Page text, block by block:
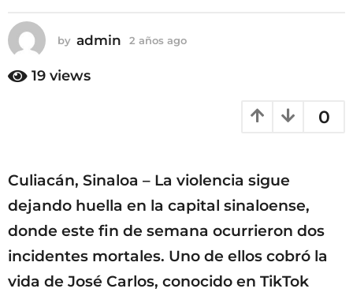
by admin 2 años ago
19 views
0
Culiacán, Sinaloa – La violencia sigue
dejando huella en la capital sinaloense,
donde este fin de semana ocurrieron dos
incidentes mortales. Uno de ellos cobró la
vida de José Carlos, conocido en TikTok